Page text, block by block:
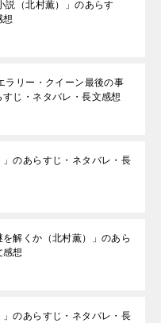
説（北村薫）」のあらす
想
ラリー・クイーン最後の事
じ・ネタバレ・長文感想
」のあらすじ・ネタバレ・長
を解くか（北村薫）」のあら
感想
」のあらすじ・ネタバレ・長